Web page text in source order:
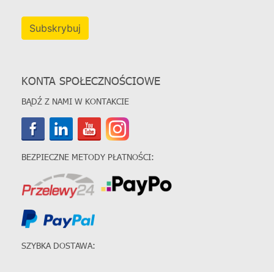
Subskrybuj
KONTA SPOŁECZNOŚCIOWE
BĄDŹ Z NAMI W KONTAKCIE
BEZPIECZNE METODY PŁATNOŚCI:
SZYBKA DOSTAWA: